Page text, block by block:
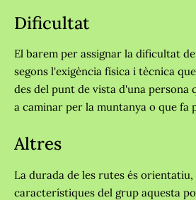
Dificultat
El barem per assignar la dificultat
segons l'exigència física i tècnica
des del punt de vista d'una persona
a caminar per la muntanya o que fa
Altres
La durada de les rutes és orientatiu,
característiques del grup aquesta